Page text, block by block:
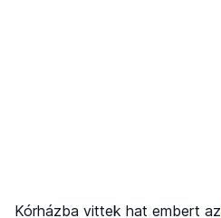
Kórházba vittek hat embert az